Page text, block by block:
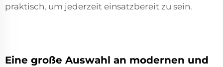
praktisch, um jederzeit einsatzbereit zu sein.
Eine große Auswahl an modernen und